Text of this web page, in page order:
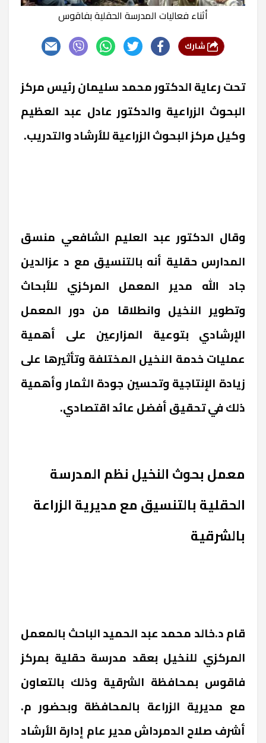
أثناء فعاليات المدرسة الحقلية بفاقوس
تحت رعاية الدكتور محمد سليمان رئيس مركز
البحوث الزراعية والدكتور عادل عبد العظيم
وكيل مركز البحوث الزراعية للأرشاد والتدريب.
وقال الدكتور عبد العليم الشافعي منسق
المدارس حقلية أنه بالتنسيق مع د عزالدين
جاد الله مدير المعمل المركزي للأبحاث
وتطوير النخيل وانطلاقا من دور المعمل
الإرشادي بتوعية المزارعين على أهمية
عمليات خدمة النخيل المختلفة وتأثيرها على
زيادة الإنتاجية وتحسين جودة الثمار وأهمية
ذلك في تحقيق أفضل عائد اقتصادي.
معمل بحوث النخيل نظم المدرسة
الحقلية بالتنسيق مع مديرية الزراعة
بالشرقية
قام د.خالد محمد عبد الحميد الباحث بالمعمل
المركزي للنخيل بعقد مدرسة حقلية بمركز
فاقوس بمحافظة الشرقية وذلك بالتعاون
مع مديرية الزراعة بالمحافظة وبحضور م.
أشرف صلاح الدمرداش مدير عام إدارة الأرشاد